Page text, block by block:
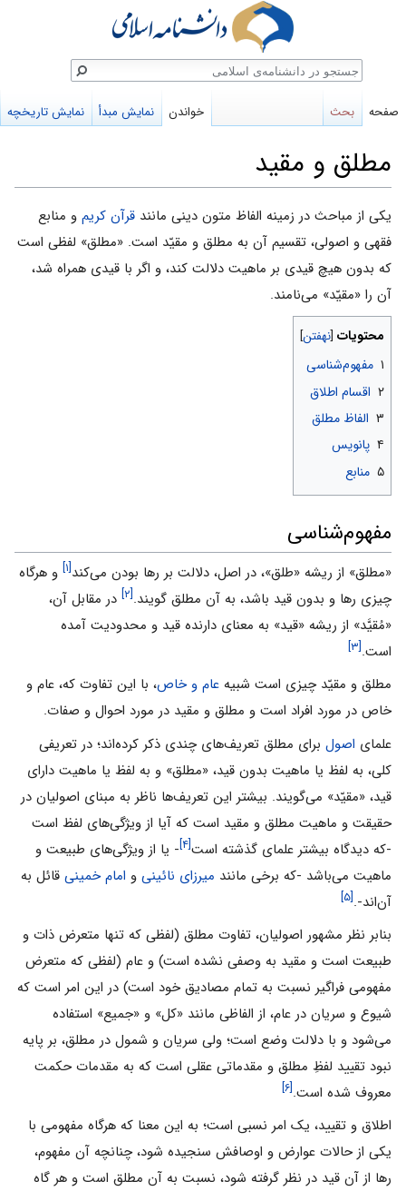
مطلق و مقید
پرش
به
ناوبری
پرش
به
جستجو
یکی از مباحث در زمینه الفاظ متون دینی مانند قرآن کریم و منابع
فقهی و اصولی، تقسیم آن به مطلق و مقیّد است. «مطلق» لفظی است
که بدون هیچ قیدی بر ماهیت دلالت کند، و اگر با قیدی همراه شد،
آن را «مقیّد» می‌نامند.
محتویات
۱ مفهوم‌شناسی
۲ اقسام اطلاق
۳ الفاظ مطلق
۴ پانویس
۵ منابع
مفهوم‌شناسی
«مطلق» از ریشه «طلق»، در اصل، دلالت بر رها بودن می‌کند[۱]
و هرگاه
چیزی رها و بدون قید باشد، به آن مطلق گویند.[۲]
در مقابل آن،
«مُقیَّد» از ریشه «قید» به معنای دارنده قید و محدودیت آمده
است.[۳]
مطلق و مقیّد چیزى است شبیه عام و خاص، با این تفاوت که، عام و
خاص در مورد افراد است و مطلق و مقید در مورد احوال و صفات.
علمای اصول برای مطلق تعریف‌های چندی ذکر کرده‌اند؛ در تعریفی
کلی، به لفظ یا ماهیت بدون قید، «مطلق» و به لفظ یا ماهیت دارای
قید، «مقیّد» می‌گویند. بیشتر این تعریف‌ها ناظر به مبنای اصولیان در
حقیقت و ماهیت مطلق و مقید است که آیا از ویژگی‌های لفظ است
-که دیدگاه بیشتر علمای گذشته است[۴] - یا از ویژگی‌های طبیعت و
ماهیت می‌باشد -که برخی مانند میرزای نائینی و امام خمینی قائل به
آن‌اند-.[۵]
بنابر نظر مشهور اصولیان، تفاوت مطلق (لفظی که تنها متعرض ذات و
طبیعت است و مقید به وصفی نشده است) و عام (لفظی که متعرض
مفهومی فراگیر نسبت به تمام مصادیق خود است) در این امر است که
شیوع و سریان در عام، از الفاظی مانند «کل» و «جمیع» استفاده
می‌شود و با دلالت وضع است؛ ولی سریان و شمول در مطلق، بر پایه
نبود تقیید لفظِ مطلق و مقدماتی عقلی است که به مقدمات حکمت
معروف شده است.[۶]
اطلاق و تقیید، یک امر نسبی است؛ به این معنا که هرگاه مفهومی با
یکی از حالات عوارض و اوصافش سنجیده شود، چنانچه آن مفهوم،
رها از آن قید در نظر گرفته شود، نسبت به آن مطلق است و هر گاه
صفحه بحث خواندن نمایش مبدأ نمایش تاریخچه
جستجو